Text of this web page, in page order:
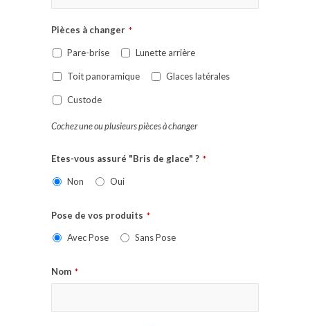
Pièces à changer *
Pare-brise Lunette arrière
Toit panoramique Glaces latérales
Custode
Cochez une ou plusieurs pièces à changer
Etes-vous assuré "Bris de glace" ? *
Non Oui
Pose de vos produits *
Avec Pose Sans Pose
Nom *